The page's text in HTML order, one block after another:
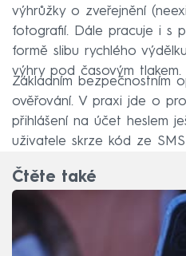
výhrůžky o zveřejnění
fotografií. Dále pracuje i s
formě slibu rychlého
výhry pod časovým tlakem.
Základním bezpečnostním
ověřování. V praxi jde o
přihlášení na účet heslem
uživatele skrze kód ze
Čtěte také